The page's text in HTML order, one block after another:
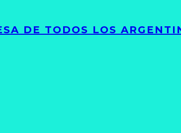
DE TODOS LOS